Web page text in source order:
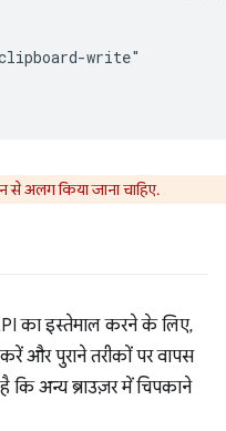
write"
से अलग किया जाना चाहिए.
का इस्तेमाल करने के लिए,
और पुराने तरीकों पर वापस
कि अन्य ब्राउज़र में चिपकाने